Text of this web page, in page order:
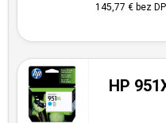
145,77 €bez
HP